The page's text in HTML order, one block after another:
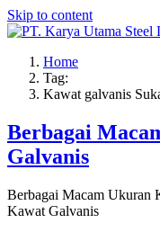
Skip to content
Home
Tag:
Kawat galvanis
Berbagai
Galvanis
Berbagai Macam Ukuran
Kawat Galvanis